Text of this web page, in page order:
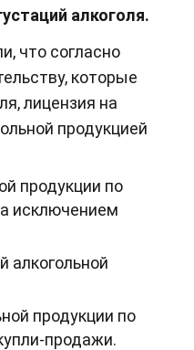
алкоголя.
что согласно
которые
лицензия на
продукцией
продукции по
исключением
алкогольной
продукции по
продажи.